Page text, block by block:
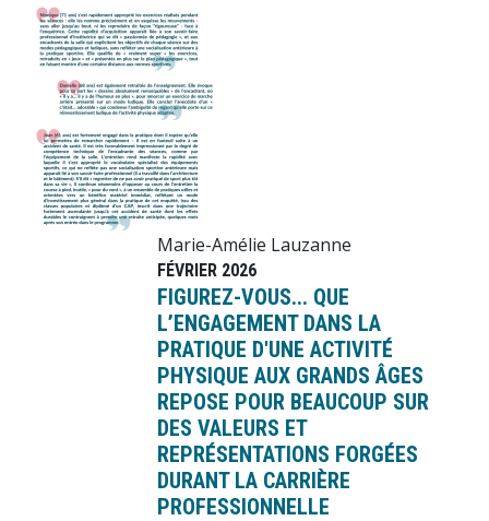
Image
Marie-Amélie Lauzanne
FÉVRIER 2026
FIGUREZ-VOUS... QUE
L’ENGAGEMENT DANS LA
PRATIQUE D'UNE ACTIVITÉ
PHYSIQUE AUX GRANDS ÂGES
REPOSE POUR BEAUCOUP SUR
DES VALEURS ET
REPRÉSENTATIONS FORGÉES
DURANT LA CARRIÈRE
PROFESSIONNELLE